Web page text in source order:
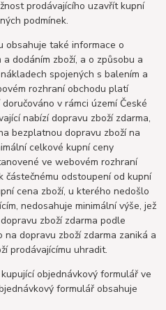
prodávajícího uzavřít kupní
podmínek.
také informace o
dodáním zboží, a o způsobu a
spojených s balením a
rozhraní obchodu platí
v rámci území České
nabízí dopravu zboží zdarma,
bezplatnou dopravu zboží na
celkové kupní ceny
ve webovém rozhraní
částečnému odstoupení od kupní
cena zboží, u kterého nedošlo
nedosahuje minimální výše, jež
zboží zdarma podle
na dopravu zboží zdarma zaniká a
prodávajícímu uhradit.
objednávkový formulář ve
formulář obsahuje